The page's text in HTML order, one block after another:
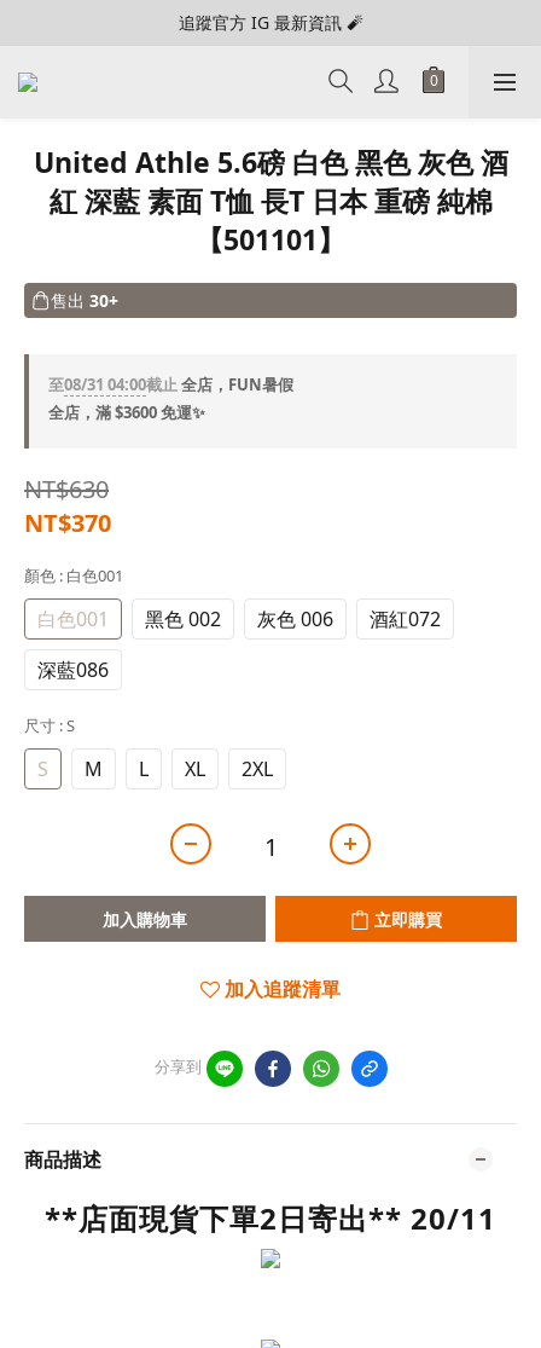
追蹤官方 IG 最新資訊 🧨
United Athle 5.6磅 白色 黑色 灰色 酒
紅 深藍 素面 T恤 長T 日本 重磅 純棉
【501101】
售出 30+
至08/31 04:00截止全店，FUN暑假
全店，滿 $3600 免運✨
NT$630
NT$370
顏色 : 白色001
白色001 黑色 002 灰色 006
酒紅072
深藍086
尺寸 : S
S M L XL 2XL
加入購物車 立即購買
加入追蹤清單
分享到
商品描述
**店面現貨下單2日寄出** 20/11